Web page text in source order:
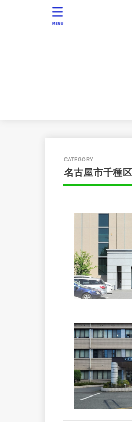
MENU
名古屋市千種区